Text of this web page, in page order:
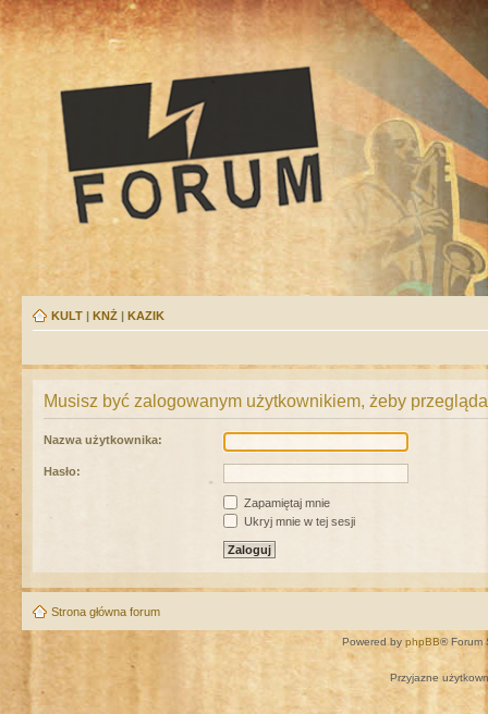
KULT | KNŻ | KAZIK
Musisz być zalogowanym użytkownikiem, żeby
Nazwa użytkownika:
Hasło:
Zapamiętaj mnie
Ukryj mnie w tej sesji
Strona główna forum
Powered by phpBB® Forum
Przyjazne